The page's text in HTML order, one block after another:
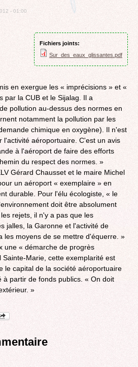
- 01:00
Fichiers joints:
Sur_des_eaux_glissantes.pdf
en exergue les « imprécisions » et «
par la CUB et le Sijalag. Il a
pollution au-dessus des normes en
notamment la pollution par les
chimique en oxygène). Il n'est
l'activité aéroportuaire. C'est un avis
à l'aéroport de faire des efforts
du respect des normes. »
Gérard Chausset et le maire Michel
un aéroport « exemplaire » en
durable. Pour l'élu écologiste, « le
doit être absolument
rejets, il n'y a pas que les
jalles, la Garonne et l'activité de
les moyens de se mettre d'équerre. »
une « démarche de progrès
Marie, cette exemplarité est
le capital de la société aéroportuaire
à partir de fonds publics. « On doit
»